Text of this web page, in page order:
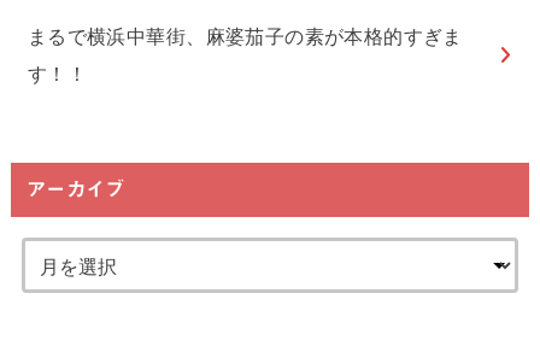
まるで横浜中華街、麻婆茄子の素が本格的すぎま
す！！
アーカイブ